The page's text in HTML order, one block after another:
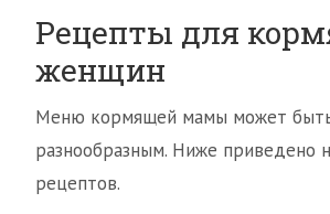
Рецепты для
женщин
Меню кормящей мамы может
разнообразным. Ниже приведено
рецептов.